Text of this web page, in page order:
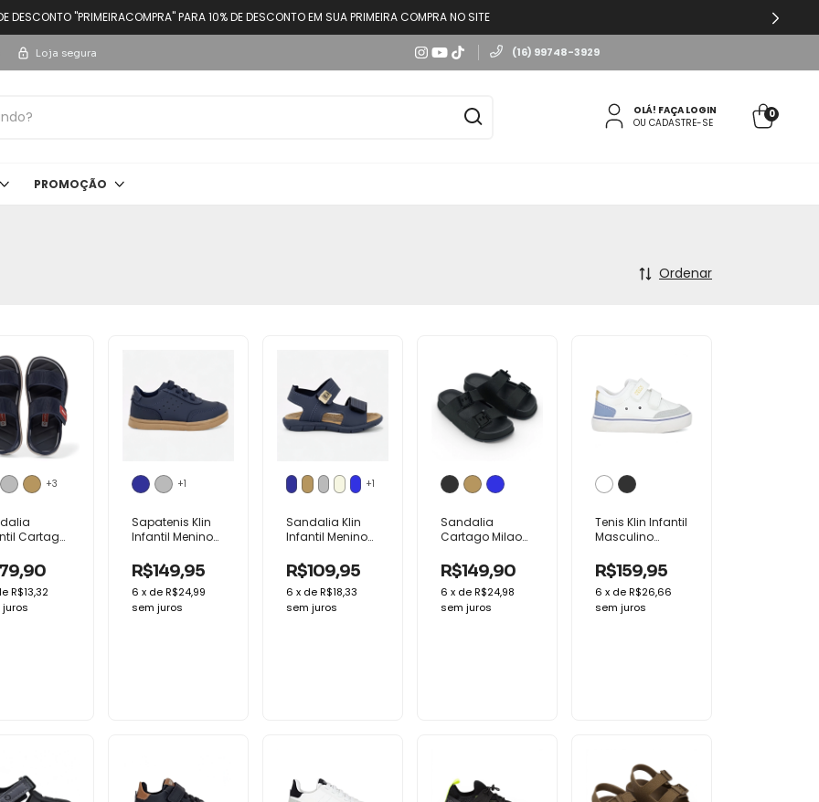
DESCONTO "PRIMEIRACOMPRA" PARA 10% DE DESCONTO EM SUA PRIMEIRA COMPRA NO SITE
Loja segura (16) 99748-3929
OLÁ! FAÇA LOGIN
OU CADASTRE-SE
0
PROMOÇÃO
Ordenar
Cartago
R$13,32
juros
+3
Sapatenis Klin
Infantil Menino
Elastico
R$149,95
6 x deR$24,99
sem juros
+1
Sandalia Klin
Infantil Menino
R$109,95
6 x deR$18,33
sem juros
+1
Sandalia
Cartago Milao
Menino Conforto
R$149,90
6 x deR$24,98
sem juros
Tenis Klin Infantil
Masculino
Baby Conforto
R$159,95
6 x deR$26,66
sem juros